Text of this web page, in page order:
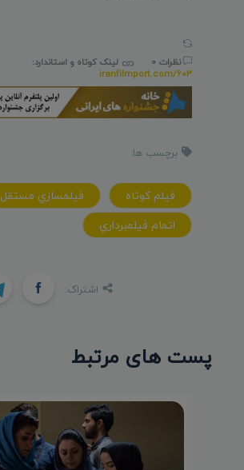
نظرات 0
لینک کوتاه و استاندارد:
iranfilmport.com/603
برچسب ها:
فيلم کوتاه
فيلمسازي مستقل
اتمام فيلمبرداري
اشتراک:
پست های مرتبط